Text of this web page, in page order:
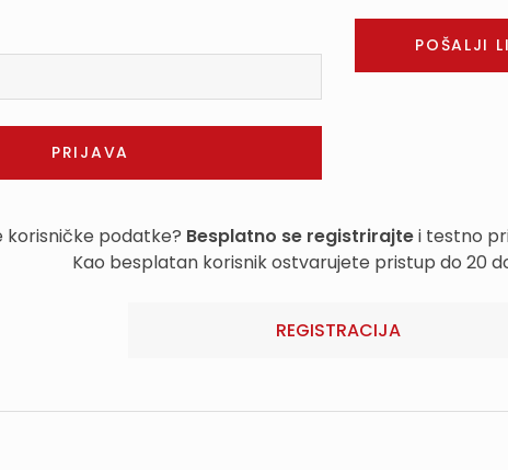
korisničke podatke? Besplatno se registrirajtei testno
Kao besplatan korisnik ostvarujete pristup do 20
REGISTRACIJA